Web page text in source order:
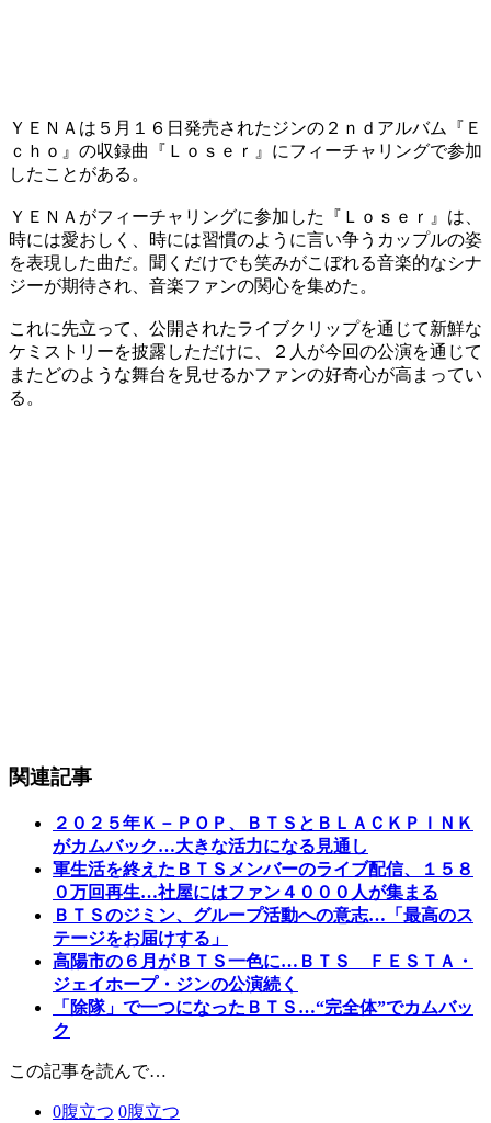
ＹＥＮＡは５月１６日発売されたジンの２ｎｄアルバム『Ｅ
ｃｈｏ』の収録曲『Ｌｏｓｅｒ』にフィーチャリングで参加
したことがある。
ＹＥＮＡがフィーチャリングに参加した『Ｌｏｓｅｒ』は、
時には愛おしく、時には習慣のように言い争うカップルの姿
を表現した曲だ。聞くだけでも笑みがこぼれる音楽的なシナ
ジーが期待され、音楽ファンの関心を集めた。
これに先立って、公開されたライブクリップを通じて新鮮な
ケミストリーを披露しただけに、２人が今回の公演を通じて
またどのような舞台を見せるかファンの好奇心が高まってい
る。
関連記事
２０２５年Ｋ－ＰＯＰ、ＢＴＳとＢＬＡＣＫＰＩＮＫ
がカムバック…大きな活力になる見通し
軍生活を終えたＢＴＳメンバーのライブ配信、１５８
０万回再生…社屋にはファン４０００人が集まる
ＢＴＳのジミン、グループ活動への意志…「最高のス
テージをお届けする」
高陽市の６月がＢＴＳ一色に…ＢＴＳ ＦＥＳＴＡ・
ジェイホープ・ジンの公演続く
「除隊」で一つになったＢＴＳ…“完全体”でカムバッ
ク
この記事を読んで…
0腹立つ 0腹立つ